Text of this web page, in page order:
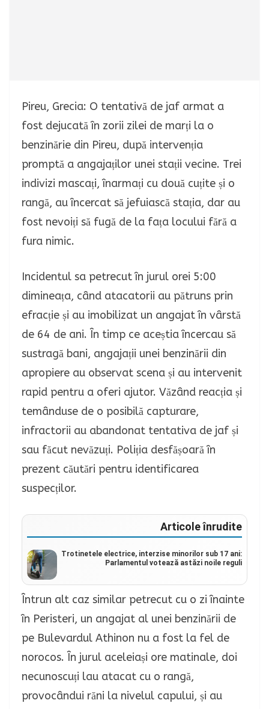
Pireu, Grecia: O tentativă de jaf armat a
fost dejucată în zorii zilei de marți la o
benzinărie din Pireu, după intervenția
promptă a angajaților unei stații vecine. Trei
indivizi mascați, înarmați cu două cuțite și o
rangă, au încercat să jefuiască stația, dar au
fost nevoiți să fugă de la fața locului fără a
fura nimic.
Incidentul sa petrecut în jurul orei 5:00
dimineața, când atacatorii au pătruns prin
efracție și au imobilizat un angajat în vârstă
de 64 de ani. În timp ce aceștia încercau să
sustragă bani, angajații unei benzinării din
apropiere au observat scena și au intervenit
rapid pentru a oferi ajutor. Văzând reacția și
temânduse de o posibilă capturare,
infractorii au abandonat tentativa de jaf și
sau făcut nevăzuți. Poliția desfășoară în
prezent căutări pentru identificarea
suspecților.
Articole înrudite
Trotinetele electrice, interzise minorilor sub 17 ani:
Parlamentul votează astăzi noile reguli
Întrun alt caz similar petrecut cu o zi înainte
în Peristeri, un angajat al unei benzinării de
pe Bulevardul Athinon nu a fost la fel de
norocos. În jurul aceleiași ore matinale, doi
necunoscuți lau atacat cu o rangă,
provocândui răni la nivelul capului, și au